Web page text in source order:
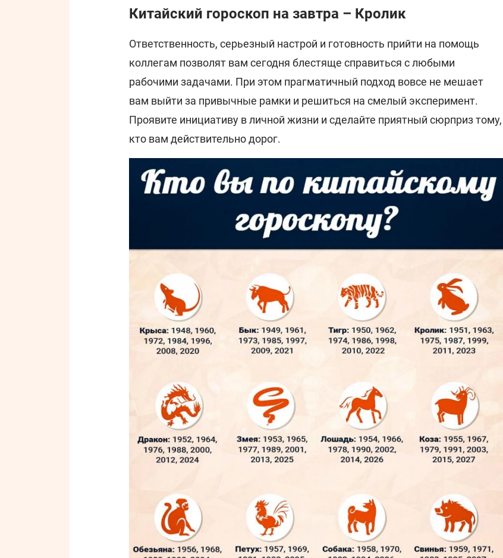
Китайский гороскоп на завтра – Кролик
Ответственность, серьезный настрой и готовность прийти на помощь
коллегам позволят вам сегодня блестяще справиться с любыми
рабочими задачами. При этом прагматичный подход вовсе не мешает
вам выйти за привычные рамки и решиться на смелый эксперимент.
Проявите инициативу в личной жизни и сделайте приятный сюрприз тому,
кто вам действительно дорог.